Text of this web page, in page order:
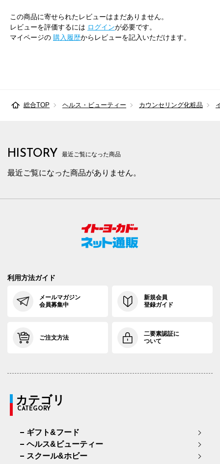
この商品に寄せられたレビューはまだありません。
レビューを評価するには ログインが必要です。
マイページの 購入履歴からレビューを記入いただけます。
総合TOP ヘルス・ビューティー カウンセリング化粧品
HISTORY 最近ご覧になった商品
最近ご覧になった商品がありません。
利用方法ガイド
メールマガジン
会員募集中
新規会員
登録ガイド
ご注文方法
二要素認証に
ついて
カテゴリ
CATEGORY
ギフト&フード
ヘルス&ビューティー
スクール&ホビー